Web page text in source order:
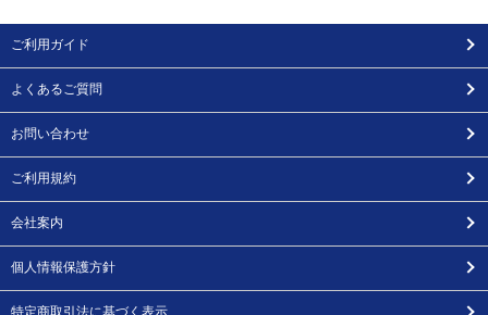
ご利用ガイド
よくあるご質問
お問い合わせ
ご利用規約
会社案内
個人情報保護方針
特定商取引法に基づく表示